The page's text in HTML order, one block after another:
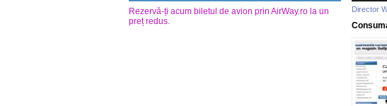
Rezervă-ți acum biletul de avion prin AirWay.ro la un
preț redus.
Director